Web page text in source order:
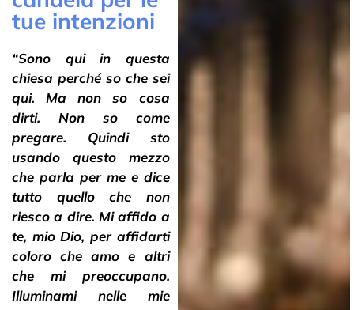
tue intenzioni
“Sono qui in questa
chiesa perché so che sei
qui. Ma non so cosa
dirti. Non so come
pregare. Quindi sto
usando questo mezzo
che parla per me e dice
tutto quello che non
riesco a dire. Mi affido a
te, mio Dio, per affidarti
coloro che amo e altri
che mi preoccupano.
Illuminami nelle mie